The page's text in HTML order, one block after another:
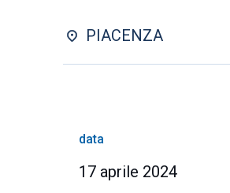
PIACENZA
data
17 aprile 2024